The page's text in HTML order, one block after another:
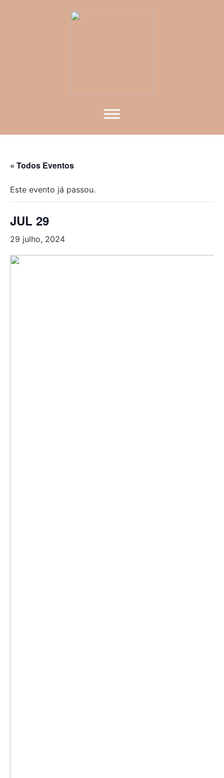
« Todos Eventos
Este evento já passou.
JUL 29
29 julho, 2024